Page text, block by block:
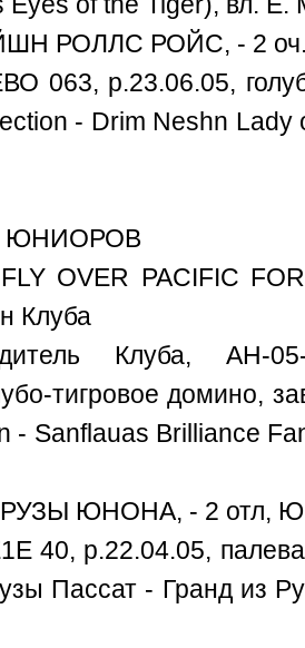
РОЛЛС РОЙС, - 2
063, р.23.06.05,
- Drim Neshn
ЮНИОРОВ
OVER PACIFIC
Клуба
Клуба, AH-05-
тигровое домино,
- Sanflauas Brilliance
РУЗЫ ЮНОНА, - 2 отл,
40, р.22.04.05,
Пассат - Гранд из